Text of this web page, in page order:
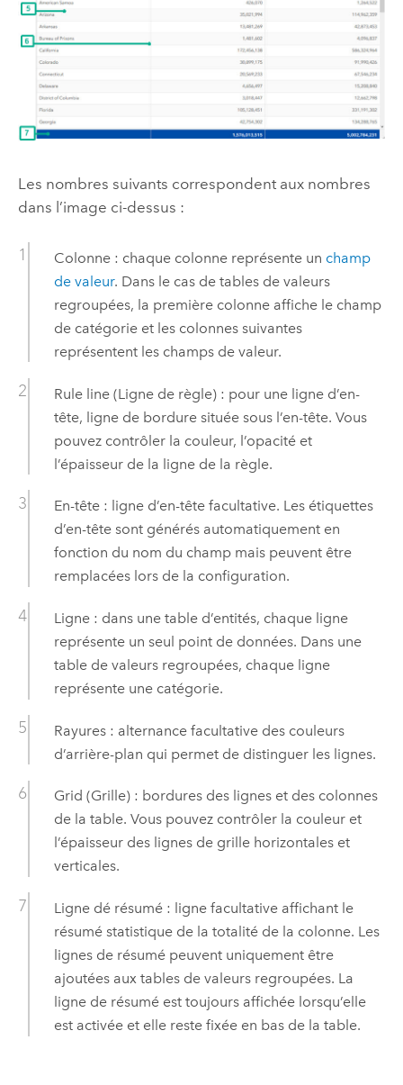
Les nombres suivants correspondent aux nombres
dans l’image ci-dessus :
Colonne : chaque colonne représente un champ
de valeur. Dans le cas de tables de valeurs
regroupées, la première colonne affiche le champ
de catégorie et les colonnes suivantes
représentent les champs de valeur.
Rule line (Ligne de règle) : pour une ligne d’en-
tête, ligne de bordure située sous l’en-tête. Vous
pouvez contrôler la couleur, l’opacité et
l’épaisseur de la ligne de la règle.
En-tête : ligne d’en-tête facultative. Les étiquettes
d’en-tête sont générés automatiquement en
fonction du nom du champ mais peuvent être
remplacées lors de la configuration.
Ligne : dans une table d’entités, chaque ligne
représente un seul point de données. Dans une
table de valeurs regroupées, chaque ligne
représente une catégorie.
Rayures : alternance facultative des couleurs
d’arrière-plan qui permet de distinguer les lignes.
Grid (Grille) : bordures des lignes et des colonnes
de la table. Vous pouvez contrôler la couleur et
l’épaisseur des lignes de grille horizontales et
verticales.
Ligne dé résumé : ligne facultative affichant le
résumé statistique de la totalité de la colonne. Les
lignes de résumé peuvent uniquement être
ajoutées aux tables de valeurs regroupées. La
ligne de résumé est toujours affichée lorsqu’elle
est activée et elle reste fixée en bas de la table.